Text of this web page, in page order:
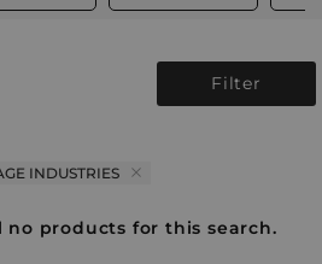
Filter
INDUSTRIES
no products for this search.